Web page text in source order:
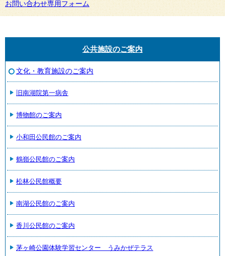
お問い合わせ専用フォーム
公共施設のご案内
文化・教育施設のご案内
旧南湖院第一病舎
博物館のご案内
小和田公民館のご案内
鶴嶺公民館のご案内
松林公民館概要
南湖公民館のご案内
香川公民館のご案内
茅ヶ崎公園体験学習センター うみかぜテラス